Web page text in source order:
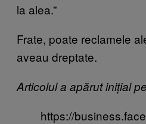
la alea.”
Frate, poate reclamele
aveau dreptate.
Articolul a apărut inițial
https://